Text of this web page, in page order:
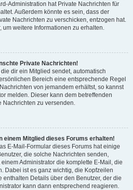
Administration hat Private Nachrichten für
Außerdem könnte es sein, dass der
Nachrichten zu verschicken, entzogen hat.
um weitere Informationen zu erhalten.
Private Nachrichten!
dir ein Mitglied sendet, automatisch
Bereich eine entsprechende Regel
von jemandem erhältst, so kannst
melden. Dieser kann dem betreffenden
Nachrichten zu versenden.
einem Mitglied dieses Forums erhalten!
E-Mail-Formular dieses Forums hat einige
die solche Nachrichten senden,
Administrator die komplette E-Mail, die
Dabei ist es ganz wichtig, die Kopfzeilen
enthalten Details über den Benutzer, der die
kann dann entsprechend reagieren.